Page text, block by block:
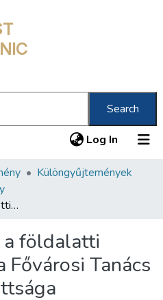
Search
Log In (current)
Különgyűjtemények
Szemlét tartott a földalatti építkezéseinél a Fővárosi Tanács végrehajtó bizottsága
földalatti
Fővárosi Tanács